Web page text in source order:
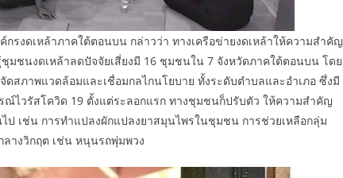
รงดเหล้าภาคใต้ตอนบน กล่าวว่า ทางเครือข่ายงดเหล้าให้ความสำคัญ
มชนงดเหล้าลดปัจจัยเสี่ยงมี 16 ชุมชนใน 7 จังหวัดภาคใต้ตอนบน โดย
ดสภาพแวดล้อมและเชื่อมกลไกนโยบาย ทั้งระดับตำบลและอำเภอ ซึ่งมี
ณ์ไวรัสโควิด 19 ตั้งแต่ระลอกแรก ทางชุมชนก็ปรับตัว ให้ความสำคัญ
ป เช่น การทำแปลงผักแปลงยาสมุนไพรในชุมชน การช่วยเหลือกลุ่ม
ลางวิกฤต เช่น หนุนรถพุ่มพวง